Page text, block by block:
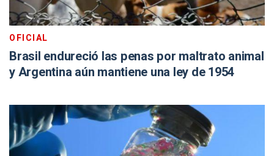
OFICIAL
Brasil endureció las penas por maltrato animal
y Argentina aún mantiene una ley de 1954